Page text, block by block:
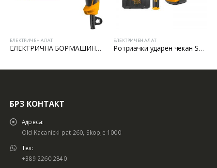
ЕЛЕКТРИЧЕН АЛАТ
ЕЛЕКТРИЧНА БОРМАШИНА 500W
ЕЛЕКТРИЧЕН АЛАТ
Ротриачки ударен чекан SDS MAX
БРЗ КОНТАКТ
Адреса:
Old Kacanicki pat 260, Skopje 1000
Тел:
+389 2260 2840